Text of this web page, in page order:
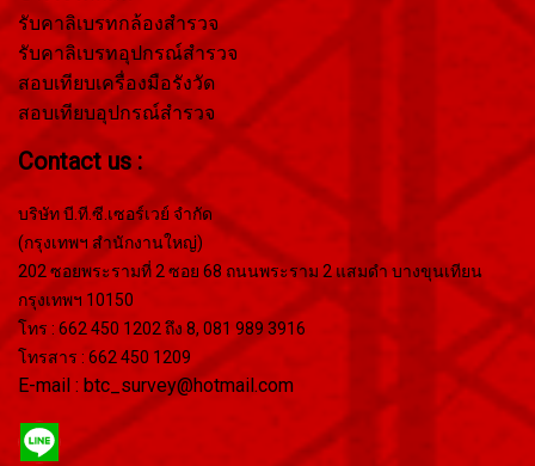
รับคาลิเบรทกล้องสำรวจ
รับคาลิเบรทอุปกรณ์สำรวจ
สอบเทียบเครื่องมือรังวัด
สอบเทียบอุปกรณ์สำรวจ
Contact us :
บริษัท บี.ที.ซี.เซอร์เวย์ จำกัด
(กรุงเทพฯ สำนักงานใหญ่)
202 ซอยพระรามที่ 2 ซอย 68 ถนนพระราม 2 แสมดำ บางขุนเทียน
กรุงเทพฯ 10150
โทร : 662 450 1202 ถึง 8, 081 989 3916
โทรสาร : 662 450 1209
E-mail : btc_survey@hotmail.com